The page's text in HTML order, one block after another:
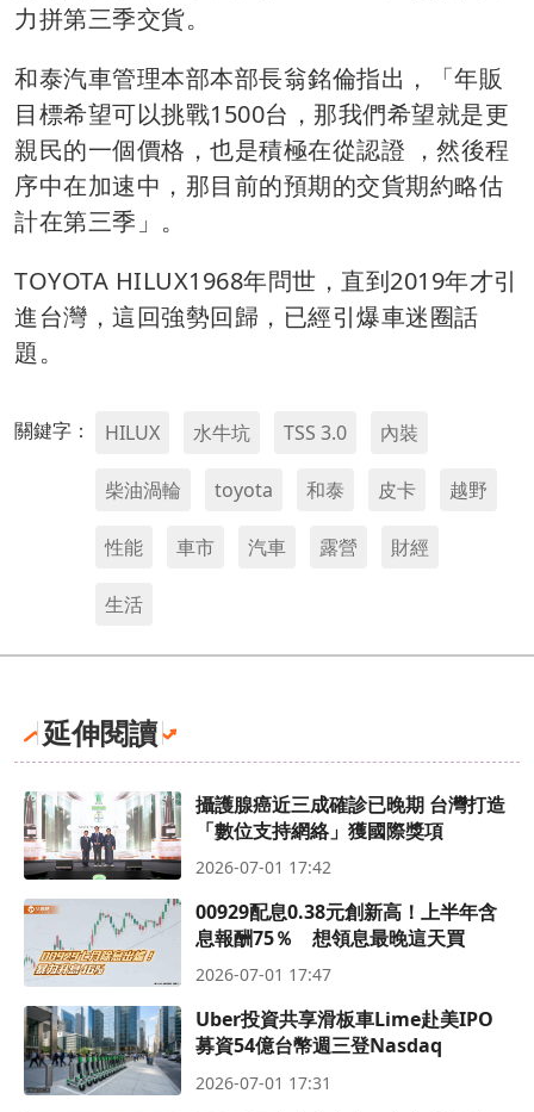
力拼第三季交貨。
和泰汽車管理本部本部長翁銘倫指出，「年販
目標希望可以挑戰1500台，那我們希望就是更
親民的一個價格，也是積極在從認證 ，然後程
序中在加速中，那目前的預期的交貨期約略估
計在第三季」。
TOYOTA HILUX1968年問世，直到2019年才引
進台灣，這回強勢回歸，已經引爆車迷圈話
題。
關鍵字： HILUX 水牛坑 TSS 3.0 內裝
柴油渦輪 toyota 和泰 皮卡 越野
性能 車市 汽車 露營 財經
生活
延伸閱讀
攝護腺癌近三成確診已晚期 台灣打造
「數位支持網絡」獲國際獎項
2026-07-01 17:42
00929配息0.38元創新高！上半年含
息報酬75％ 想領息最晚這天買
2026-07-01 17:47
Uber投資共享滑板車Lime赴美IPO
募資54億台幣週三登Nasdaq
2026-07-01 17:31